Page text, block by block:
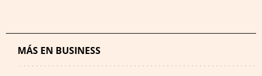
MÁS EN BUSINESS